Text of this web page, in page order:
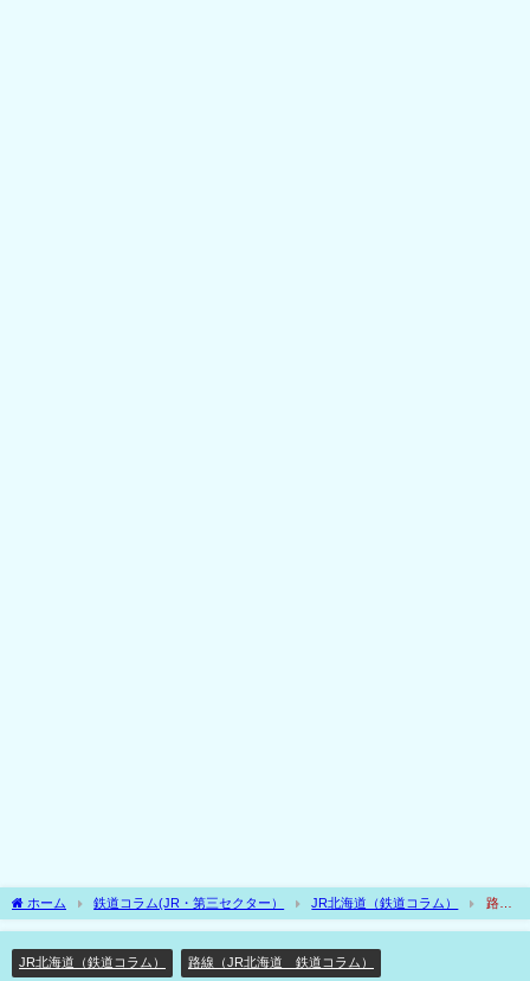
ホーム 鉄道コラム(JR・第三セクター） JR北海道（鉄道コラム）
路線
分断で終着駅に⁉北の国から臨時貨物列車が大地の恵みを運ぶ始発駅に⁉
JR北海道（鉄道コラム） 路線（JR北海道 鉄道コラム）